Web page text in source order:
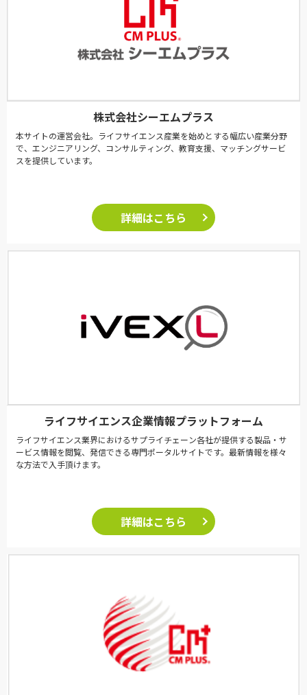
株式会社シーエムプラス
本サイトの運営会社。ライフサイエンス産業を始めとする幅広い産業分野
で、エンジニアリング、コンサルティング、教育支援、マッチングサービ
スを提供しています。
詳細はこちら
ライフサイエンス企業情報プラットフォーム
ライフサイエンス業界におけるサプライチェーン各社が提供する製品・サ
ービス情報を閲覧、発信できる専門ポータルサイトです。最新情報を様々
な方法で入手頂けます。
詳細はこちら